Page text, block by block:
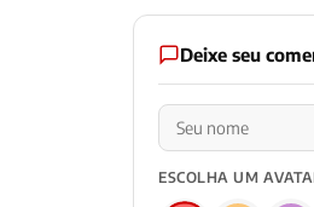
Deixe seu
ESCOLHA UM